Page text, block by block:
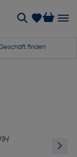
finden